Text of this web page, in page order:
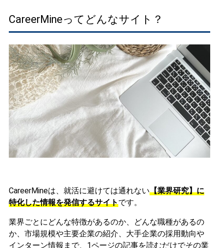
CareerMineってどんなサイト？
CareerMineは、就活に避けては通れない【業界研究】に
特化した情報を発信するサイトです。
業界ごとにどんな特徴があるのか、どんな職種があるの
か、市場規模や主要企業の紹介、大手企業の採用動向や
インターン情報まで、1ページの記事を読むだけでその業